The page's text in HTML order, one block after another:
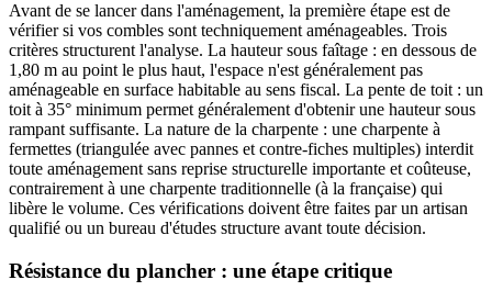
Avant de se lancer dans l'aménagement, la première étape est de
vérifier si vos combles sont techniquement aménageables. Trois
critères structurent l'analyse. La hauteur sous faîtage : en dessous de
1,80 m au point le plus haut, l'espace n'est généralement pas
aménageable en surface habitable au sens fiscal. La pente de toit : un
toit à 35° minimum permet généralement d'obtenir une hauteur sous
rampant suffisante. La nature de la charpente : une charpente à
fermettes (triangulée avec pannes et contre-fiches multiples) interdit
toute aménagement sans reprise structurelle importante et coûteuse,
contrairement à une charpente traditionnelle (à la française) qui
libère le volume. Ces vérifications doivent être faites par un artisan
qualifié ou un bureau d'études structure avant toute décision.
Résistance du plancher : une étape critique